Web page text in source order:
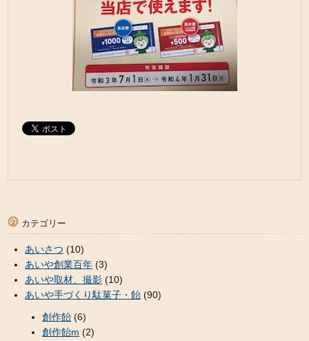
カテゴリー
あいさつ (10)
あいや創業百年 (3)
あいや取材、撮影 (10)
あいや手づくり駄菓子・飴 (90)
創作飴 (6)
創作飴m (2)